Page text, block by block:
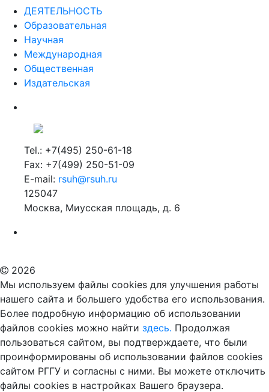
ДЕЯТЕЛЬНОСТЬ
Образовательная
Научная
Международная
Общественная
Издательская
Tel.: +7(495) 250-61-18
Fax: +7(499) 250-51-09
E-mail: rsuh@rsuh.ru
125047
Москва, Миусская площадь, д. 6
2026
Мы используем файлы cookies для улучшения работы
нашего сайта и большего удобства его использования.
Более подробную информацию об использовании
файлов cookies можно найти здесь. Продолжая
пользоваться сайтом, вы подтверждаете, что были
проинформированы об использовании файлов cookies
сайтом РГГУ и согласны с ними. Вы можете отключить
файлы cookies в настройках Вашего браузера.